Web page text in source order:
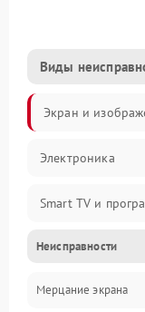
Виды
Экран и
Электроника
Smart TV и
Питание и запуск
Подсветка и
Неисправности
Мерцание экрана